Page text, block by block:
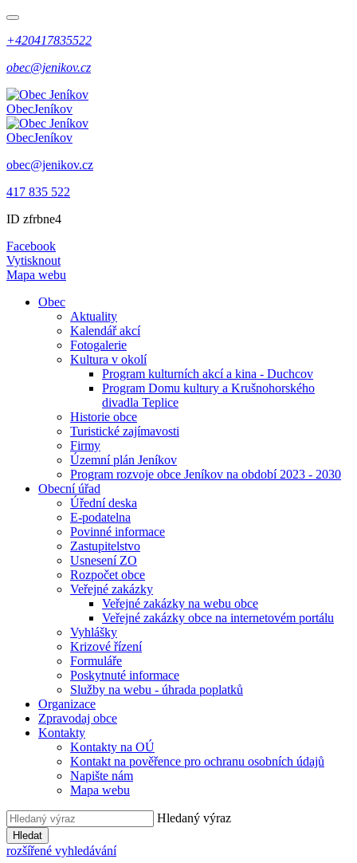
+420417835522
obec@jenikov.cz
ObecJeníkov
ObecJeníkov
obec@jenikov.cz
417 835 522
ID zfrbne4
Facebook
Vytisknout
Mapa webu
Obec
Aktuality
Kalendář akcí
Fotogalerie
Kultura v okolí
Program kulturních akcí a kina - Duchcov
Program Domu kultury a Krušnohorského
divadla Teplice
Historie obce
Turistické zajímavosti
Firmy
Územní plán Jeníkov
Program rozvoje obce Jeníkov na období 2023 - 2030
Obecní úřad
Úřední deska
E-podatelna
Povinné informace
Zastupitelstvo
Usnesení ZO
Rozpočet obce
Veřejné zakázky
Veřejné zakázky na webu obce
Veřejné zakázky obce na internetovém portálu
Vyhlášky
Krizové řízení
Formuláře
Poskytnuté informace
Služby na webu - úhrada poplatků
Organizace
Zpravodaj obce
Kontakty
Kontakty na OÚ
Kontakt na pověřence pro ochranu osobních údajů
Napište nám
Mapa webu
Hledaný výraz
Hledat
rozšířené vyhledávání